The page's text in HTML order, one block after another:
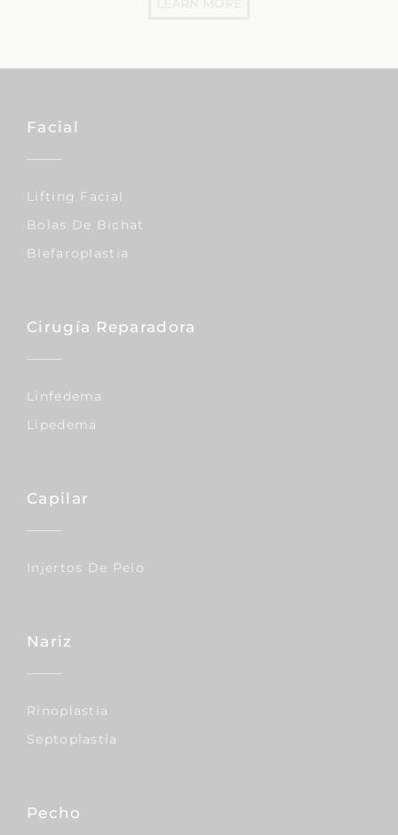
Facial
Lifting Facial
Bolas De Bichat
Blefaroplastia
Cirugía Reparadora
Linfedema
Lipedema
Capilar
Injertos De Pelo
Nariz
Rinoplastia
Septoplastia
Pecho